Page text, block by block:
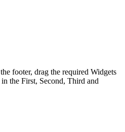
footer, drag the required Widgets
the First, Second, Third and